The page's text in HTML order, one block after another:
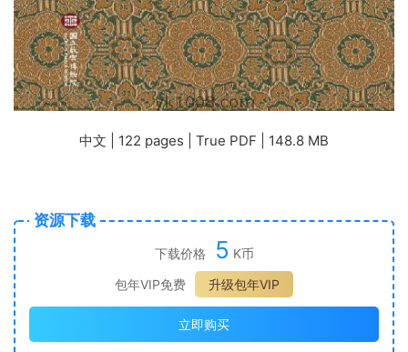
中文 | 122 pages | True PDF | 148.8 MB
资源下载
下载价格 5 K币
包年VIP免费
升级包年VIP
立即购买